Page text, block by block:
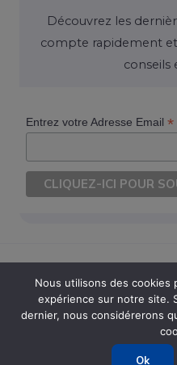
Découvrez les
compte rapidement
conseils
Entrez votre Adresse Email*
Copyright © 2026 Ouvrir
Powered by
Nous utilisons des cookies
expérience sur notre site.
dernier, nous considérerons
Ok